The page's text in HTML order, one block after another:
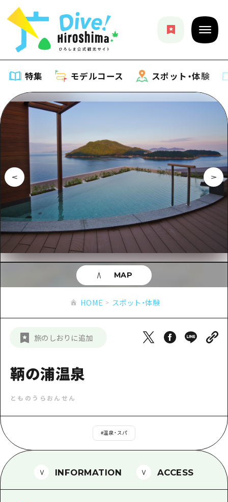
特集 モデルコース スポット・体験
特集
特集一覧
おすすめ
アート
イベント・祭り
グルメ・酒
サイクリング
ショッピング
スポーツ
ナイトライフ
定番
モデルコース
モデルコース一覧
Dive! Hiroshima 公式ガイド
広島もしもトラベル
あたらしい非日常
広島市周辺
安芸
備北
芸北
山口県東部
弾丸
日帰り
2泊3日
スポット・体験
スポット・体験一覧
広島市周辺
安芸
備後
備北
芸北
山口県東部
愛媛県
島根県
イベント
旬情報
お役立ち情報
お役立ち情報一覧
アクセス
お得な周遊チケット
HIROSHIMA FREE Wi-Fi
観光案内所
広島県を訪れる外国人旅行者向け情報一
ボランティアガイド
新着情報
事業者・学校関係者の皆さま
HOME スポット・体験
旅のしおりに追加
鞆の浦温泉
とものうらおんせん
#温泉・スパ
MAP
INFORMATION ACCESS